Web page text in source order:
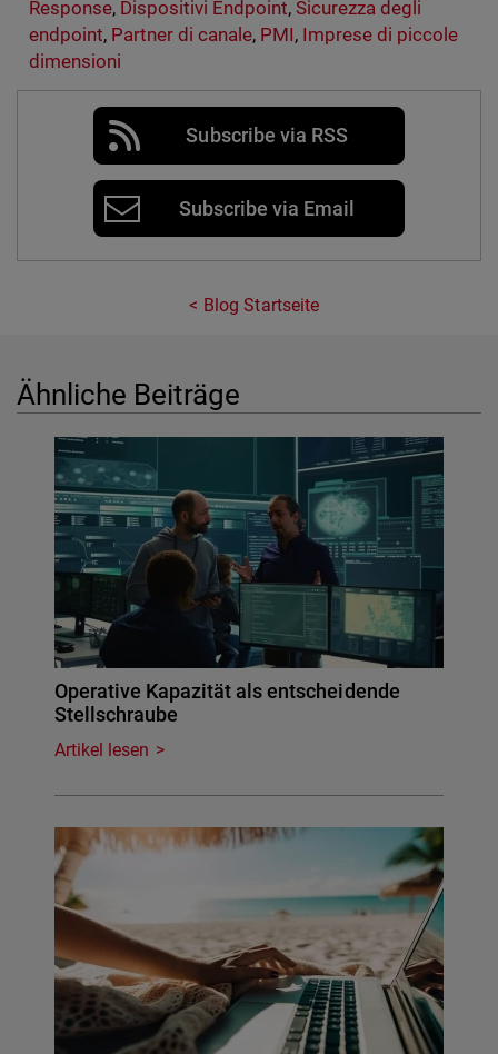
Response, Dispositivi Endpoint,Sicurezza degli
endpoint, Partner di canale, PMI, Imprese di piccole
dimensioni
Subscribe via RSS
Subscribe via Email
Blog Startseite
Ähnliche Beiträge
Operative Kapazität als entscheidende
Stellschraube
Artikel lesen